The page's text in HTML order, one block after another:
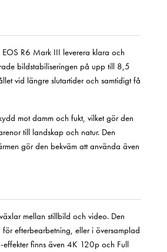
R6 Mark III leverera klara och
bildstabiliseringen på upp till 8,5
vid längre slutartider och samtidigt få
mot damm och fukt, vilket gör den
till landskap och natur. Den
gör den bekväm att använda även
mellan stillbild och video. Den
efterbearbetning, eller i översamplad
finns även 4K 120p och Full